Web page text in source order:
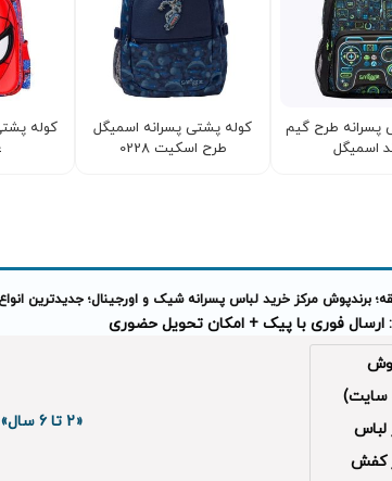
پسرانه طرح گیم
اسمیگل
کوله پشتی پسرانه اسمیگل
طرح اسکیت 0228
کوله
مرکز خرید لباس پسرانه شیک و اورجینال؛ جدیدترین
فوری با پیک + امکان تحویل حضوری
سایت)
لباس
کفش
«2 تا 6 سال»